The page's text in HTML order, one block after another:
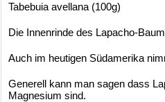
Tabebuia avellana (100g)
Die Innenrinde des Lapacho-
Auch im heutigen Südamerika
Generell kann man sagen dass
Magnesium sind.